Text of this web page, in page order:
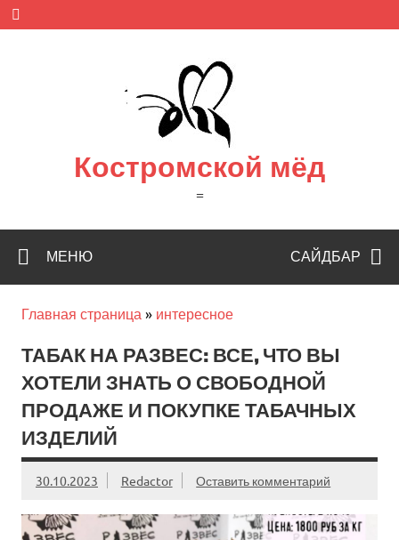
Skip
content
Костромской мёд
=
САЙДБАР
МЕНЮ
Главная страница » интересное
ТАБАК НА РАЗВЕС: ВСЕ, ЧТО ВЫ
ХОТЕЛИ ЗНАТЬ О СВОБОДНОЙ
ПРОДАЖЕ И ПОКУПКЕ ТАБАЧНЫХ
ИЗДЕЛИЙ
30.10.2023 Redactor Оставить комментарий